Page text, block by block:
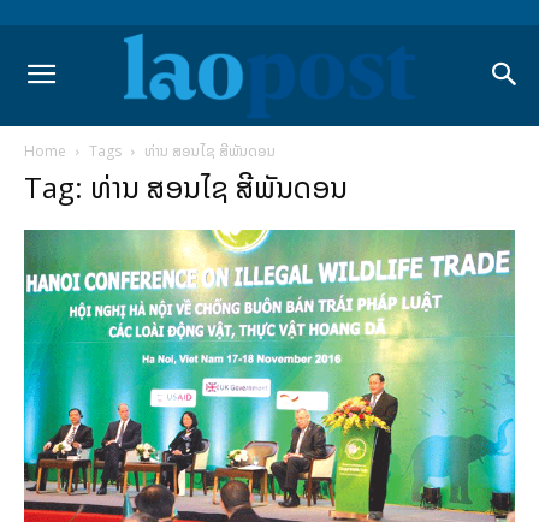
Home Tags ທ່ານ ສອນໄຊ ສີພັນດອນ
Tag: ທ່ານ ສອນໄຊ ສີພັນດອນ